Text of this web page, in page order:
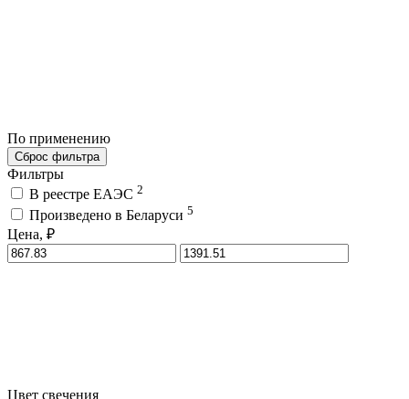
По применению
Сброс фильтра
Фильтры
В реестре ЕАЭС 2
Произведено в Беларуси 5
Цена, ₽
Цвет свечения